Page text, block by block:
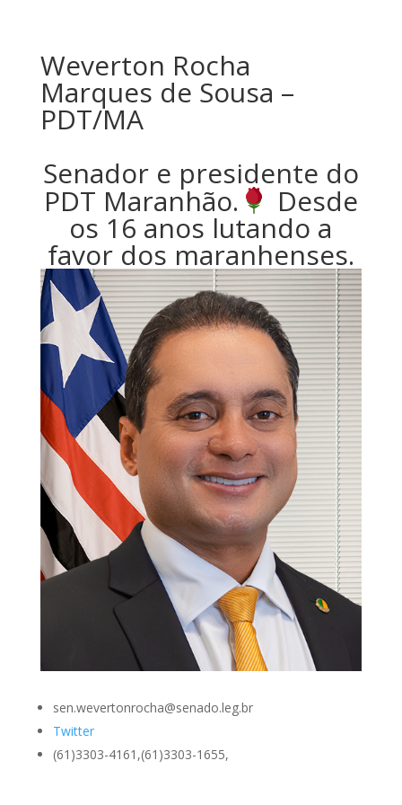
Weverton Rocha
Marques de Sousa –
PDT/MA
Senador e presidente do
PDT Maranhão. Desde
os 16 anos lutando a
favor dos maranhenses.
sen.wevertonrocha@senado.leg.br
Twitter
(61)3303-4161,(61)3303-1655,